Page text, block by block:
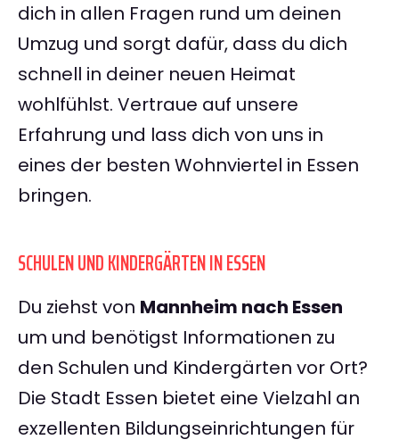
dich in allen Fragen rund um deinen
Umzug und sorgt dafür, dass du dich
schnell in deiner neuen Heimat
wohlfühlst. Vertraue auf unsere
Erfahrung und lass dich von uns in
eines der besten Wohnviertel in Essen
bringen.
SCHULEN UND KINDERGÄRTEN IN ESSEN
Du ziehst von Mannheim nach Essen
um und benötigst Informationen zu
den Schulen und Kindergärten vor Ort?
Die Stadt Essen bietet eine Vielzahl an
exzellenten Bildungseinrichtungen für